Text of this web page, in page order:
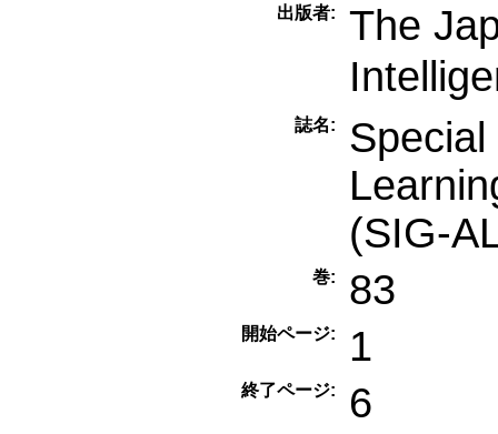
出版者:
The
誌名:
(SIG-
巻: 83
開始ページ: 1
終了ページ: 6